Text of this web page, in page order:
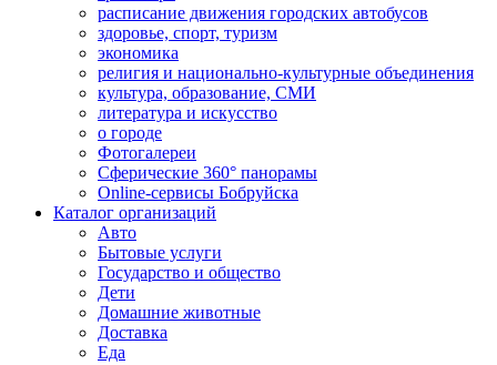
расписание движения городских автобусов
здоровье, спорт, туризм
экономика
религия и национально-культурные объединения
культура, образование, СМИ
литература и искусство
о городе
Фотогалереи
Сферические 360° панорамы
Online-сервисы Бобруйска
Каталог организаций
Авто
Бытовые услуги
Государство и общество
Дети
Домашние животные
Доставка
Еда